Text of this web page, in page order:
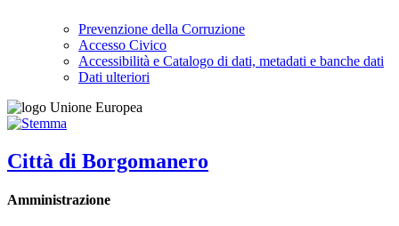
Prevenzione della Corruzione
Accesso Civico
Accessibilità e Catalogo di dati, metadati e banche dati
Dati ulteriori
Città di Borgomanero
Amministrazione